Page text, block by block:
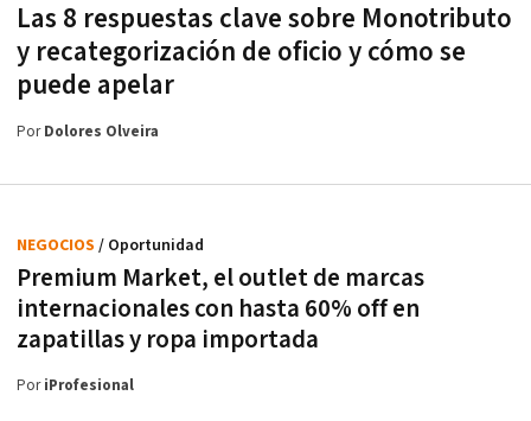
Las 8 respuestas clave sobre Monotributo
y recategorización de oficio y cómo se
puede apelar
PorDolores Olveira
Premium Market, el outlet de marcas
internacionales con hasta 60% off en
zapatillas y ropa importada
NEGOCIOS / Oportunidad
PoriProfesional